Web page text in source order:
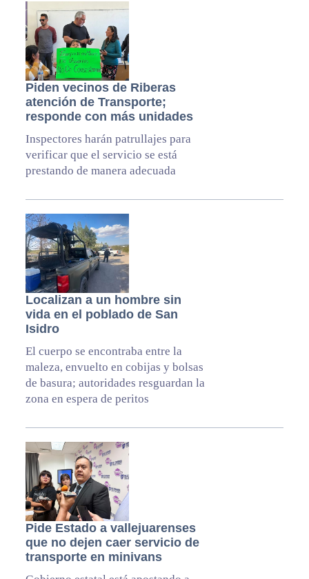
Piden vecinos de Riberas
atención de Transporte;
responde con más unidades
Inspectores harán patrullajes para
verificar que el servicio se está
prestando de manera adecuada
Localizan a un hombre sin
vida en el poblado de San
Isidro
El cuerpo se encontraba entre la
maleza, envuelto en cobijas y bolsas
de basura; autoridades resguardan la
zona en espera de peritos
Pide Estado a vallejuarenses
que no dejen caer servicio de
transporte en minivans